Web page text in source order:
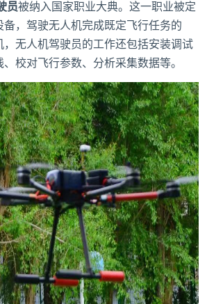
员被纳入国家职业大典。这一职业被定
备，驾驶无人机完成既定飞行任务的
，无人机驾驶员的工作还包括安装调试
校对飞行参数、分析采集数据等。